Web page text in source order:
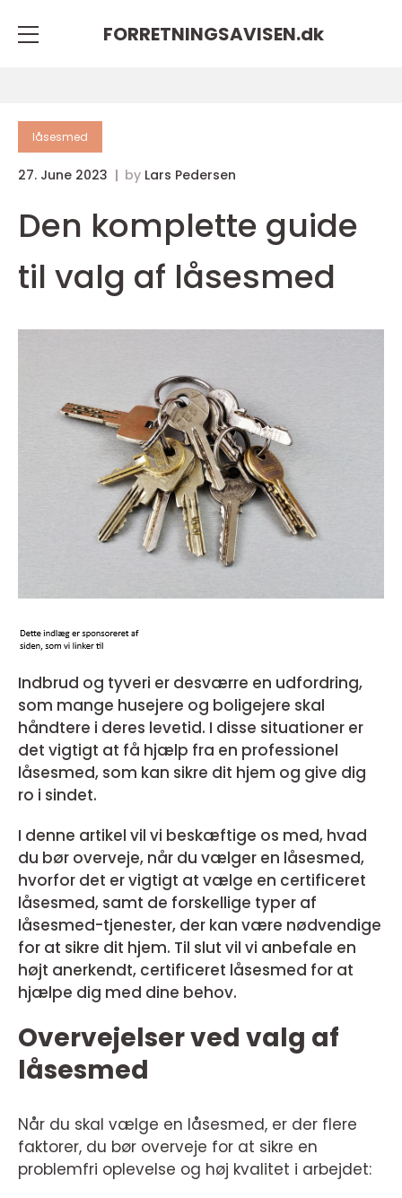
FORRETNINGSAVISEN.dk
låsesmed
27. June 2023 by Lars Pedersen
Den komplette guide
til valg af låsesmed
Indbrud og tyveri er desværre en udfordring,
som mange husejere og boligejere skal
håndtere i deres levetid. I disse situationer er
det vigtigt at få hjælp fra en professionel
låsesmed, som kan sikre dit hjem og give dig
ro i sindet.
I denne artikel vil vi beskæftige os med, hvad
du bør overveje, når du vælger en låsesmed,
hvorfor det er vigtigt at vælge en certificeret
låsesmed, samt de forskellige typer af
låsesmed-tjenester, der kan være nødvendige
for at sikre dit hjem. Til slut vil vi anbefale en
højt anerkendt, certificeret låsesmed for at
hjælpe dig med dine behov.
Overvejelser ved valg af
låsesmed
Når du skal vælge en låsesmed, er der flere
faktorer, du bør overveje for at sikre en
problemfri oplevelse og høj kvalitet i arbejdet: